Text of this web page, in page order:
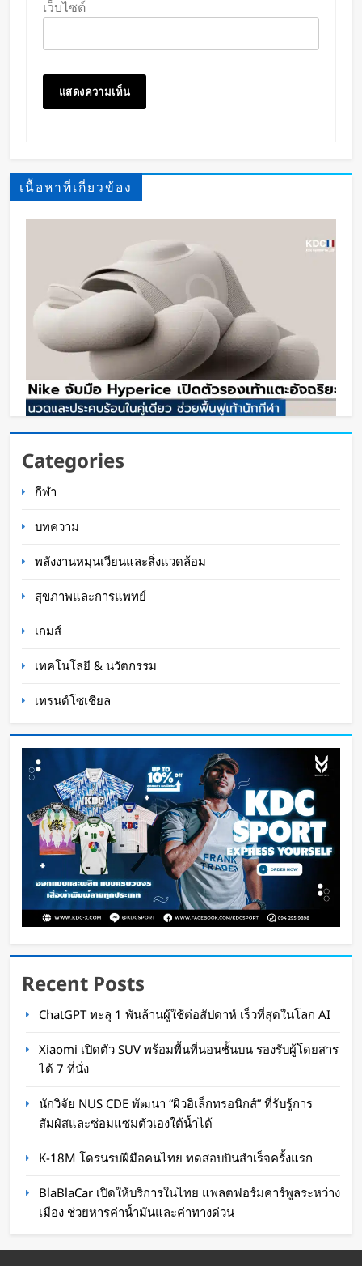
เว็บไซต์
เนื้อหาที่เกี่ยวข้อง
Nike จับมือ Hyperice เปิดตัวรองเท้าแตะอัจฉริยะ
นวดและประคบร้อนในคู่เดียว ช่วยฟื้นฟูเท้านักกีฬา
ประตูโกยผู้ติดตาม Instagram กว่า 29 ล้านใน
เดือนเดียว
Oat Content 3 สัปดาห์ ago
World Cup 2026
Categories
กีฬา
บทความ
พลังงานหมุนเวียนและสิ่งแวดล้อม
สุขภาพและการแพทย์
เกมส์
เทคโนโลยี & นวัตกรรม
เทรนด์โซเชียล
Recent Posts
ChatGPT ทะลุ 1 พันล้านผู้ใช้ต่อสัปดาห์ เร็วที่สุดในโลก AI
Xiaomi เปิดตัว SUV พร้อมพื้นที่นอนชั้นบน รองรับผู้โดยสาร
ได้ 7 ที่นั่ง
นักวิจัย NUS CDE พัฒนา “ผิวอิเล็กทรอนิกส์” ที่รับรู้การ
สัมผัสและซ่อมแซมตัวเองใต้น้ำได้
K-18M โดรนรบฝีมือคนไทย ทดสอบบินสำเร็จครั้งแรก
BlaBlaCar เปิดให้บริการในไทย แพลตฟอร์มคาร์พูลระหว่าง
เมือง ช่วยหารค่าน้ำมันและค่าทางด่วน